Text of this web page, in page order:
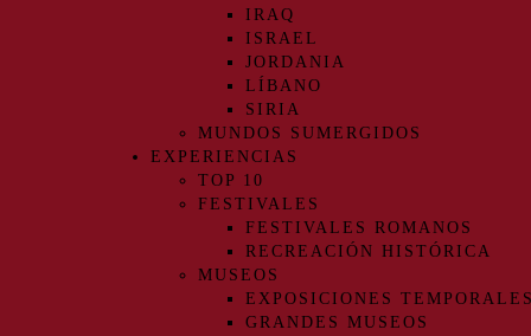
IRAQ
ISRAEL
JORDANIA
LÍBANO
SIRIA
MUNDOS SUMERGIDOS
EXPERIENCIAS
TOP 10
FESTIVALES
FESTIVALES ROMANOS
RECREACIÓN HISTÓRICA
MUSEOS
EXPOSICIONES TEMPORALES
GRANDES MUSEOS